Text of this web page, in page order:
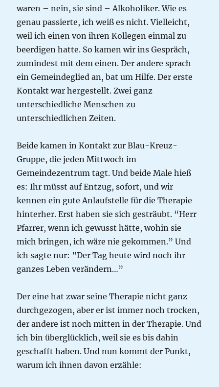
waren – nein, sie sind – Alkoholiker. Wie es
genau passierte, ich weiß es nicht. Vielleicht,
weil ich einen von ihren Kollegen einmal zu
beerdigen hatte. So kamen wir ins Gespräch,
zumindest mit dem einen. Der andere sprach
ein Gemeindeglied an, bat um Hilfe. Der erste
Kontakt war hergestellt. Zwei ganz
unterschiedliche Menschen zu
unterschiedlichen Zeiten.
Beide kamen in Kontakt zur Blau-Kreuz-
Gruppe, die jeden Mittwoch im
Gemeindezentrum tagt. Und beide Male hieß
es: Ihr müsst auf Entzug, sofort, und wir
kennen ein gute Anlaufstelle für die Therapie
hinterher. Erst haben sie sich gesträubt. “Herr
Pfarrer, wenn ich gewusst hätte, wohin sie
mich bringen, ich wäre nie gekommen.” Und
ich sagte nur: ”Der Tag heute wird noch ihr
ganzes Leben verändern…”
Der eine hat zwar seine Therapie nicht ganz
durchgezogen, aber er ist immer noch trocken,
der andere ist noch mitten in der Therapie. Und
ich bin überglücklich, weil sie es bis dahin
geschafft haben. Und nun kommt der Punkt,
warum ich ihnen davon erzähle: